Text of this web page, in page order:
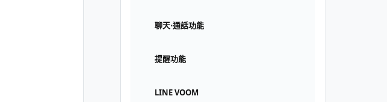
聊天⋅通話功能
提醒功能
LINE VOOM